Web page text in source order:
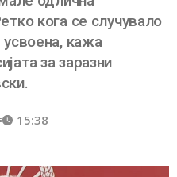
кога се случувало
кажа
за заразни
15:38